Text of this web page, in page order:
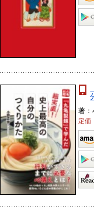
著：
定